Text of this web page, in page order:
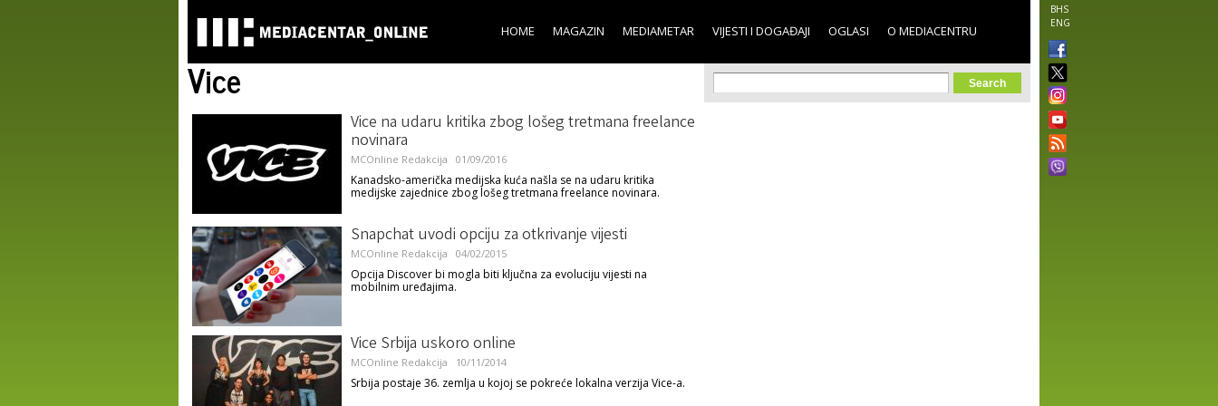
main
content
BHS
ENG
HOME MAGAZIN MEDIAMETAR VIJESTI I DOGAĐAJI OGLASI O MEDIACENTRU
Vice
Vice na udaru kritika zbog lošeg tretmana freelance
novinara
MCOnline Redakcija 01/09/2016
Kanadsko-američka medijska kuća našla se na udaru kritika
medijske zajednice zbog lošeg tretmana freelance novinara.
Snapchat uvodi opciju za otkrivanje vijesti
MCOnline Redakcija 04/02/2015
Opcija Discover bi mogla biti ključna za evoluciju vijesti na
mobilnim uređajima.
Vice Srbija uskoro online
MCOnline Redakcija 10/11/2014
Srbija postaje 36. zemlja u kojoj se pokreće lokalna verzija Vice-a.
Search form
Search